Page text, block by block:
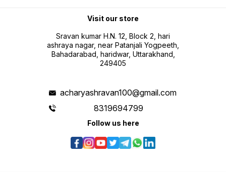
Visit our store
Sravan kumar H.N. 12, Block 2, hari
ashraya nagar, near Patanjali Yogpeeth,
Bahadarabad, haridwar, Uttarakhand,
249405
acharyashravan100@gmail.com
8319694799
Follow us here